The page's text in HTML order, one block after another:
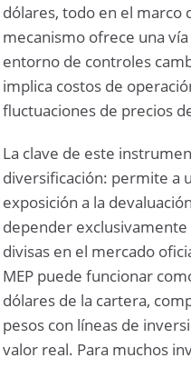
dólares, todo en el marco
mecanismo ofrece una
entorno de controles
implica costos de
fluctuaciones de precios
La clave de este
diversificación: permite a
exposición a la
depender
divisas en el mercado
MEP puede funcionar
dólares de la cartera,
pesos con líneas de
valor real. Para muchos